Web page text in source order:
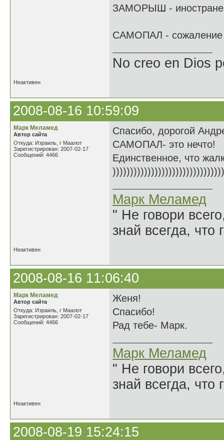
ЗАМОРЫШ - иностранец
САМОПАЛ - сожаление
No creo en Dios
Неактивен
2008-08-16 10:59:09
Марк Меламед
Автор сайта
Откуда: Израиль, г Маалот
Зарегистрирован: 2007-02-17
Сообщений: 4466
Спасибо, дорогой
САМОПАЛ- это нечто!
Единственное, что
Марк Меламед
" Не говори
знай всегда, что
Неактивен
2008-08-16 11:06:40
Марк Меламед
Автор сайта
Откуда: Израиль, г Маалот
Зарегистрирован: 2007-02-17
Сообщений: 4466
Женя!
Спасибо!
Рад тебе- Марк.
Марк Меламед
" Не говори
знай всегда, что
Неактивен
2008-08-19 15:24:15